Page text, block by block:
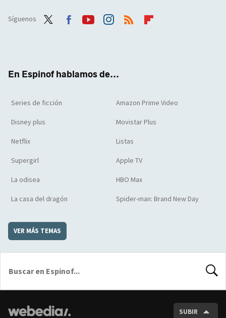
Síguenos
En Espinof hablamos de...
Series de ficción Amazon Prime Video
Disney plus Movistar Plus
Netflix Listas
Supergirl Apple TV
La odisea HBO Max
La casa del dragón Spider-man: Brand New Day
VER MÁS TEMAS
SUBIR